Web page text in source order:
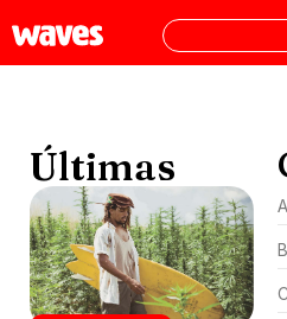
Últimas